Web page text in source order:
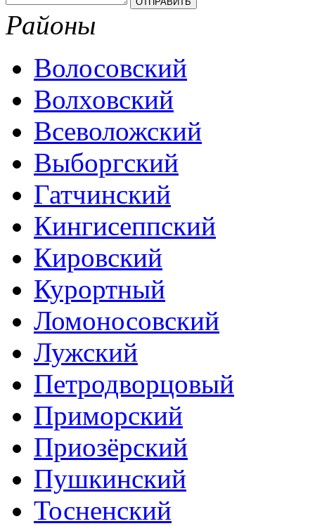
Районы
Волосовский
Волховский
Всеволожский
Выборгский
Гатчинский
Кингисеппский
Кировский
Курортный
Ломоносовский
Лужский
Петродворцовый
Приморский
Приозёрский
Пушкинский
Тосненский